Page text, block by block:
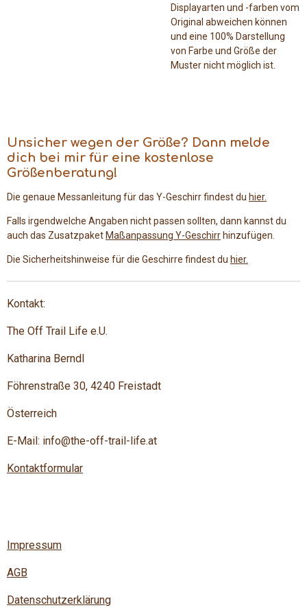
Displayarten und -farben vom
Original abweichen können
und eine 100% Darstellung
von Farbe und Größe der
Muster nicht möglich ist.
Unsicher wegen der Größe? Dann melde
dich bei mir für eine kostenlose
Größenberatung!
Die genaue Messanleitung für das Y-Geschirr findest du hier.
Falls irgendwelche Angaben nicht passen sollten, dann kannst du
auch das Zusatzpaket Maßanpassung Y-Geschirr hinzufügen.
Die Sicherheitshinweise für die Geschirre findest du hier.
Kontakt:
The Off Trail Life e.U.
Katharina Berndl
Föhrenstraße 30, 4240 Freistadt
Österreich
E-Mail: info@the-off-trail-life.at
Kontaktformular
Impressum
AGB
Datenschutzerklärung